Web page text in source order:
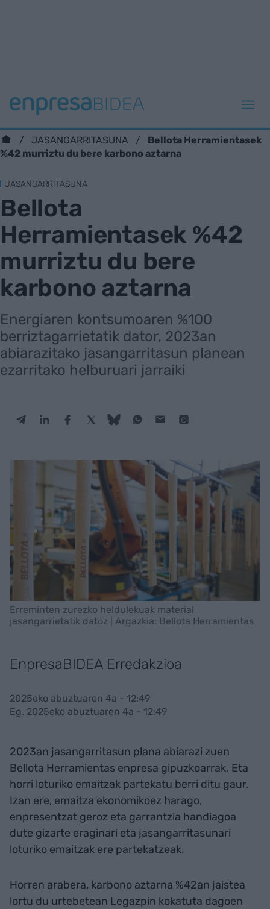
JASANGARRITASUNA
Bellota Herramientasek
%42 murriztu du bere karbono aztarna
JASANGARRITASUNA
Bellota
Herramientasek %42
murriztu du bere
karbono aztarna
Energiaren kontsumoaren %100
berriztagarrietatik dator, 2023an
abiarazitako jasangarritasun planean
ezarritako helburuari jarraiki
Erreminten zurezko heldulekuak material
jasangarrietatik datoz | Argazkia: Bellota Herramientas
EnpresaBIDEA Erredakzioa
2025eko abuztuaren 4a - 12:49
Eg. 2025eko abuztuaren 4a - 12:49
2023an jasangarritasun plana abiarazi zuen
Bellota Herramientas enpresa gipuzkoarrak. Eta
horri loturiko emaitzak partekatu berri ditu gaur.
Izan ere, emaitza ekonomikoez harago,
enpresentzat geroz eta garrantzia handiagoa
dute gizarte eraginari eta jasangarritasunari
loturiko emaitzak ere partekatzeak.
Horren arabera, karbono aztarna %42an jaistea
lortu du urtebetean Legazpin kokatuta dagoen